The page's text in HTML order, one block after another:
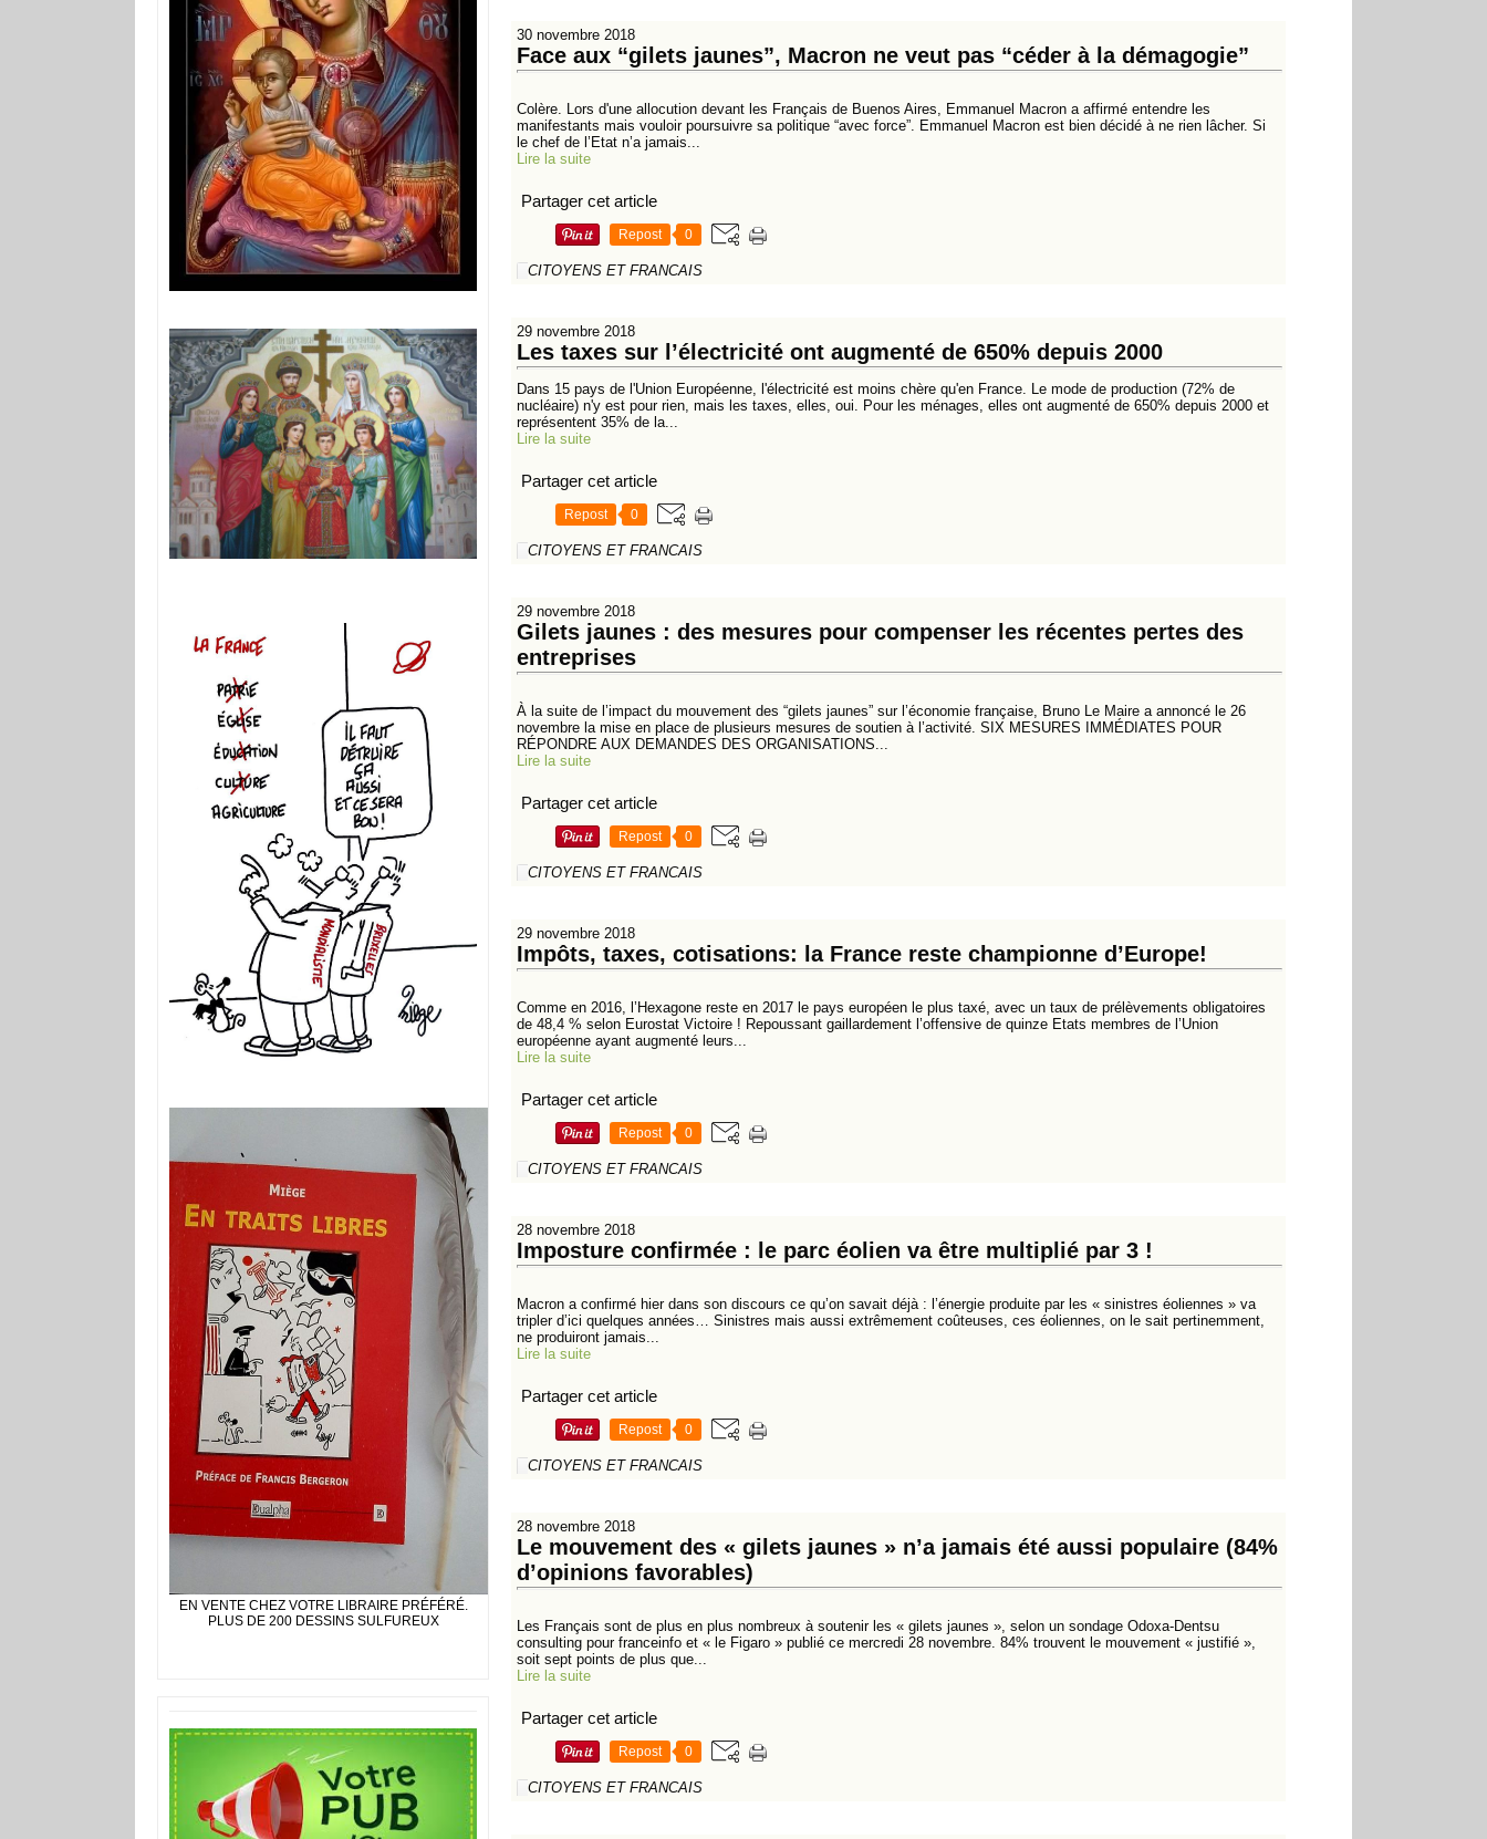
EN VENTE CHEZ VOTRE LIBRAIRE PRÉFÉRÉ.
PLUS DE 200 DESSINS SULFUREUX
30 novembre 2018
Face aux “gilets jaunes”, Macron ne veut pas “céder à la démagogie”
Colère. Lors d'une allocution devant les Français de Buenos Aires, Emmanuel Macron a affirmé entendre les
manifestants mais vouloir poursuivre sa politique “avec force”. Emmanuel Macron est bien décidé à ne rien lâcher. Si
le chef de l’Etat n’a jamais...
Lire la suite
Partager cet article
Repost 0
CITOYENS ET FRANCAIS
29 novembre 2018
Les taxes sur l’électricité ont augmenté de 650% depuis 2000
Dans 15 pays de l'Union Européenne, l'électricité est moins chère qu'en France. Le mode de production (72% de
nucléaire) n'y est pour rien, mais les taxes, elles, oui. Pour les ménages, elles ont augmenté de 650% depuis 2000 et
représentent 35% de la...
Lire la suite
Partager cet article
Repost 0
CITOYENS ET FRANCAIS
29 novembre 2018
Gilets jaunes : des mesures pour compenser les récentes pertes des
entreprises
À la suite de l’impact du mouvement des “gilets jaunes” sur l’économie française, Bruno Le Maire a annoncé le 26
novembre la mise en place de plusieurs mesures de soutien à l’activité. SIX MESURES IMMÉDIATES POUR
RÉPONDRE AUX DEMANDES DES ORGANISATIONS...
Lire la suite
Partager cet article
Repost 0
CITOYENS ET FRANCAIS
29 novembre 2018
Impôts, taxes, cotisations: la France reste championne d’Europe!
Comme en 2016, l’Hexagone reste en 2017 le pays européen le plus taxé, avec un taux de prélèvements obligatoires
de 48,4 % selon Eurostat Victoire ! Repoussant gaillardement l’offensive de quinze Etats membres de l’Union
européenne ayant augmenté leurs...
Lire la suite
Partager cet article
Repost 0
CITOYENS ET FRANCAIS
28 novembre 2018
Imposture confirmée : le parc éolien va être multiplié par 3 !
Macron a confirmé hier dans son discours ce qu’on savait déjà : l’énergie produite par les « sinistres éoliennes » va
tripler d’ici quelques années… Sinistres mais aussi extrêmement coûteuses, ces éoliennes, on le sait pertinemment,
ne produiront jamais...
Lire la suite
Partager cet article
Repost 0
CITOYENS ET FRANCAIS
28 novembre 2018
Le mouvement des « gilets jaunes » n’a jamais été aussi populaire (84%
d’opinions favorables)
Les Français sont de plus en plus nombreux à soutenir les « gilets jaunes », selon un sondage Odoxa-Dentsu
consulting pour franceinfo et « le Figaro » publié ce mercredi 28 novembre. 84% trouvent le mouvement « justifié »,
soit sept points de plus que...
Lire la suite
Partager cet article
Repost 0
CITOYENS ET FRANCAIS